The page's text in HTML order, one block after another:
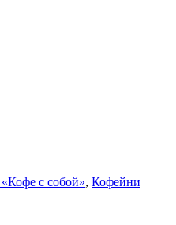
с собой», Кофейни